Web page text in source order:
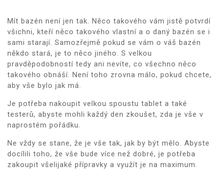
Mít bazén není jen tak. Něco takového vám jistě potvrdí
všichni, kteří něco takového vlastní a o daný bazén se i
sami starají. Samozřejmě pokud se vám o váš bazén
někdo stará, je to něco jiného. S velkou
pravděpodobností tedy ani nevíte, co všechno něco
takového obnáší. Není toho zrovna málo, pokud chcete,
aby vše bylo jak má.
Je potřeba nakoupit velkou spoustu tablet a také
testerů, abyste mohli každý den zkoušet, zda je vše v
naprostém pořádku.
Ne vždy se stane, že je vše tak, jak by být mělo. Abyste
docílili toho, že vše bude více než dobré, je potřeba
zakoupit všelijaké přípravky a využít je na maximum.